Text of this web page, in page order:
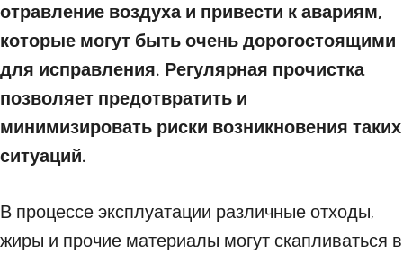
отравление воздуха и привести к авариям,
которые могут быть очень дорогостоящими
для исправления. Регулярная прочистка
позволяет предотвратить и
минимизировать риски возникновения таких
ситуаций.
В процессе эксплуатации различные отходы,
жиры и прочие материалы могут скапливаться в